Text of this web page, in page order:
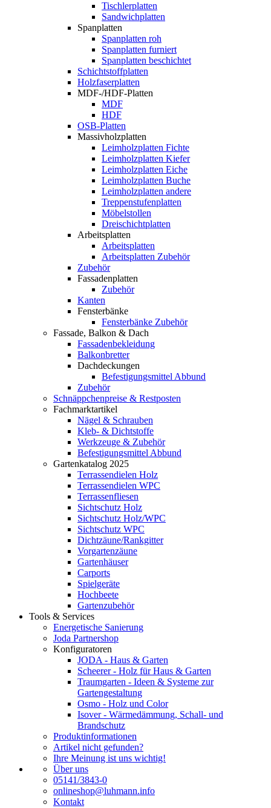
Tischlerplatten
Sandwichplatten
Spanplatten
Spanplatten roh
Spanplatten furniert
Spanplatten beschichtet
Schichtstoffplatten
Holzfaserplatten
MDF-/HDF-Platten
MDF
HDF
OSB-Platten
Massivholzplatten
Leimholzplatten Fichte
Leimholzplatten Kiefer
Leimholzplatten Eiche
Leimholzplatten Buche
Leimholzplatten andere
Treppenstufenplatten
Möbelstollen
Dreischichtplatten
Arbeitsplatten
Arbeitsplatten
Arbeitsplatten Zubehör
Zubehör
Fassadenplatten
Zubehör
Kanten
Fensterbänke
Fensterbänke Zubehör
Fassade, Balkon & Dach
Fassadenbekleidung
Balkonbretter
Dachdeckungen
Befestigungsmittel Abbund
Zubehör
Schnäppchenpreise & Restposten
Fachmarktartikel
Nägel & Schrauben
Kleb- & Dichtstoffe
Werkzeuge & Zubehör
Befestigungsmittel Abbund
Gartenkatalog 2025
Terrassendielen Holz
Terrassendielen WPC
Terrassenfliesen
Sichtschutz Holz
Sichtschutz Holz/WPC
Sichtschutz WPC
Dichtzäune/Rankgitter
Vorgartenzäune
Gartenhäuser
Carports
Spielgeräte
Hochbeete
Gartenzubehör
Tools & Services
Energetische Sanierung
Joda Partnershop
Konfiguratoren
JODA - Haus & Garten
Scheerer - Holz für Haus & Garten
Traumgarten - Ideen & Systeme zur
Gartengestaltung
Osmo - Holz und Color
Isover - Wärmedämmung, Schall- und
Brandschutz
Produktinformationen
Artikel nicht gefunden?
Ihre Meinung ist uns wichtig!
Über uns
05141/3843-0
onlineshop@luhmann.info
Kontakt